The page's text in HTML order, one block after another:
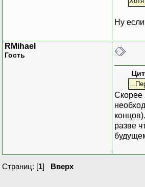
Ну
RMihael
Гость
Скорее
разве
Страниц: [1] Вверх